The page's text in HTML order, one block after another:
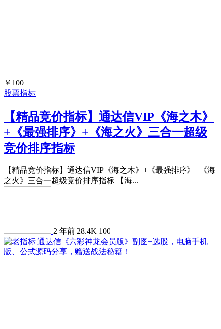
￥100
股票指标
【精品竞价指标】通达信VIP《海之木》
+《最强排序》+《海之火》三合一超级
竞价排序指标
【精品竞价指标】通达信VIP《海之木》+《最强排序》+《海
之火》三合一超级竞价排序指标 【海...
2 年前 28.4K 100